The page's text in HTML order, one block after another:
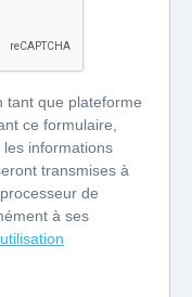
tant que plateforme
ce formulaire,
informations
transmises à
de
à ses